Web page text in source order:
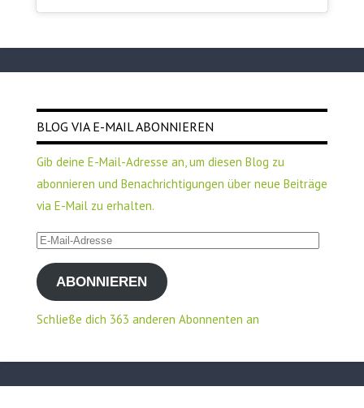
BLOG VIA E-MAIL ABONNIEREN
Gib deine E-Mail-Adresse an, um diesen Blog zu
abonnieren und Benachrichtigungen über neue Beiträge
via E-Mail zu erhalten.
E-
Mail-
AdresseABONNIEREN
Schließe dich 363 anderen Abonnenten an